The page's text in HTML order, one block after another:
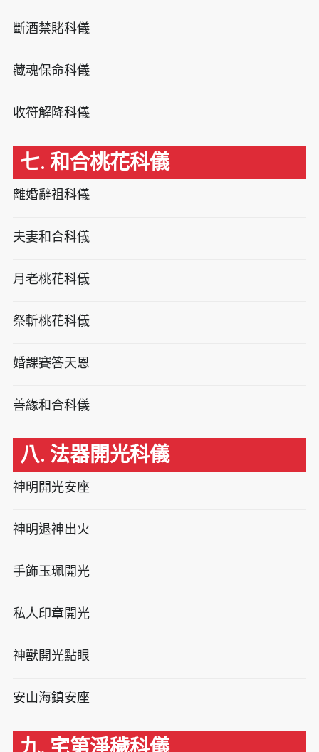
斷酒禁賭科儀
藏魂保命科儀
收符解降科儀
七. 和合桃花科儀
離婚辭祖科儀
夫妻和合科儀
月老桃花科儀
祭斬桃花科儀
婚課賽答天恩
善緣和合科儀
八. 法器開光科儀
神明開光安座
神明退神出火
手飾玉珮開光
私人印章開光
神獸開光點眼
安山海鎮安座